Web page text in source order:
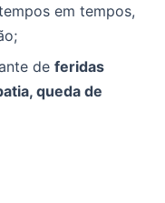
em tempos,
deferidas
queda de